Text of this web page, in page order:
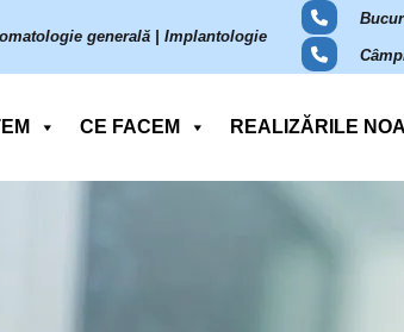
generală | Implantologie
CE FACEM REALIZĂRILE